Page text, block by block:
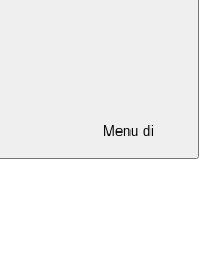
Menu di